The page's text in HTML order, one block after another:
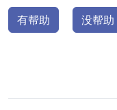
有帮助 没帮助